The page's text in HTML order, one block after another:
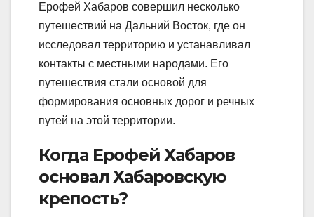
Ерофей Хабаров совершил несколько
путешествий на Дальний Восток, где он
исследовал территорию и устанавливал
контакты с местными народами. Его
путешествия стали основой для
формирования основных дорог и речных
путей на этой территории.
Когда Ерофей Хабаров
основал Хабаровскую
крепость?